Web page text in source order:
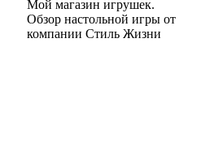
Мой магазин игрушек.
Обзор настольной игры от
компании Стиль Жизни